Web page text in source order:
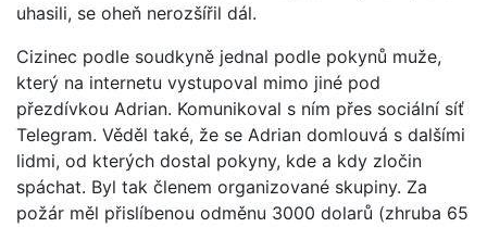
uhasili, se oheň nerozšířil dál.
Cizinec podle soudkyně jednal podle pokynů muže,
který na internetu vystupoval mimo jiné pod
přezdívkou Adrian. Komunikoval s ním přes sociální síť
Telegram. Věděl také, že se Adrian domlouvá s dalšími
lidmi, od kterých dostal pokyny, kde a kdy zločin
spáchat. Byl tak členem organizované skupiny. Za
požár měl přislíbenou odměnu 3000 dolarů (zhruba 65